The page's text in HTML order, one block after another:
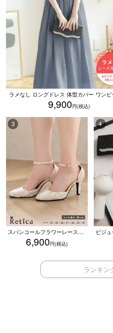
9,900
スパンコールフラワーレースアンクルストラップハイヒールセパレートパンプス (ベージュ)
6,900